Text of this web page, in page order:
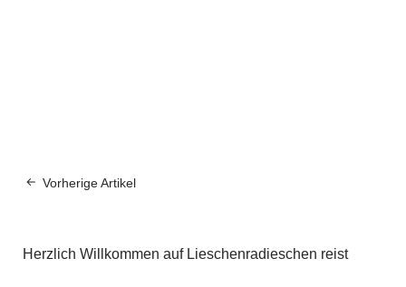
Vorherige Artikel
Herzlich Willkommen auf Lieschenradieschen reist